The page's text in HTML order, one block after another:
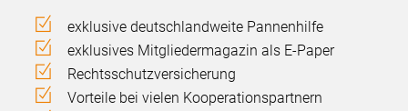
exklusive deutschlandweite Pannenhilfe
exklusives Mitgliedermagazin als E-Paper
Rechtsschutzversicherung
Vorteile bei vielen Kooperationspartnern